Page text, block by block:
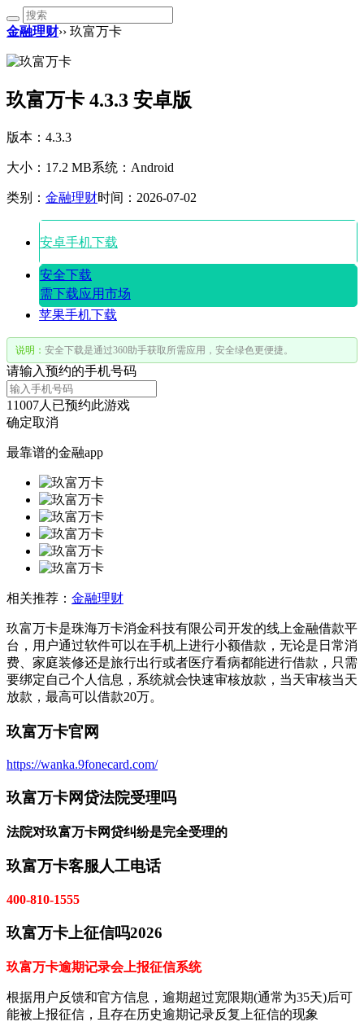
金融理财›› 玖富万卡
玖富万卡 4.3.3 安卓版
版本：4.3.3
大小：17.2 MB系统：Android
类别： 金融理财时间：2026-07-02
安卓手机下载
安全下载
需下载应用市场
苹果手机下载
说明： 安全下载是通过360助手获取所需应用，安全绿色更便捷。
请输入预约的手机号码
11007人已预约此游戏
确定取消
最靠谱的金融app
相关推荐： 金融理财
玖富万卡是珠海万卡消金科技有限公司开发的线上金融借款平
台，用户通过软件可以在手机上进行小额借款，无论是日常消
费、家庭装修还是旅行出行或者医疗看病都能进行借款，只需
要绑定自己个人信息，系统就会快速审核放款，当天审核当天
放款，最高可以借款20万。
玖富万卡官网
https://wanka.9fonecard.com/
玖富万卡网贷法院受理吗
法院对玖富万卡网贷纠纷是完全受理的
玖富万卡客服人工电话
400-810-1555
玖富万卡上征信吗2026
‌玖富万卡逾期记录会上报征信系统
根据用户反馈和官方信息，逾期超过宽限期(通常为35天)后可
能被上报征信，且存在历史逾期记录反复上征信的现象